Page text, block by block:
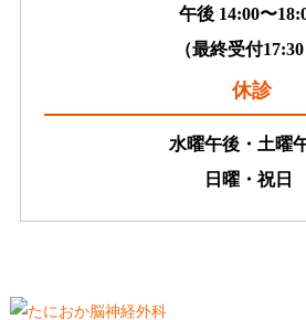
午後 14:00〜
（最終受付17:30
休診
水曜午後・土曜
日曜・祝日